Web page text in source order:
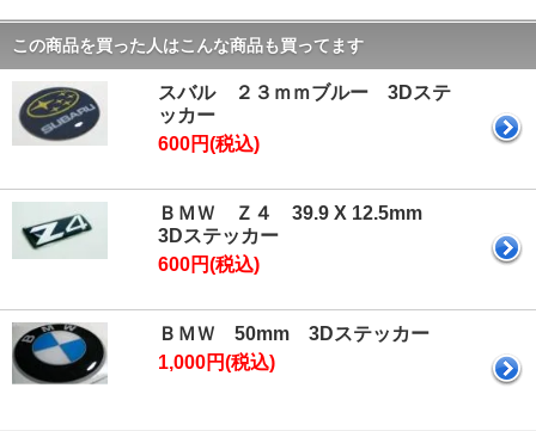
この商品を買った人はこんな商品も買ってます
スバル ２３ｍｍブルー 3Dステ
ッカー
600円(税込)
ＢＭＷ Ｚ４ 39.9 X 12.5mm
3Dステッカー
600円(税込)
ＢＭＷ 50mm 3Dステッカー
1,000円(税込)